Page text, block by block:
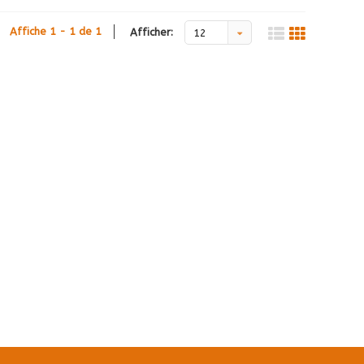
Affiche 1 - 1 de 1 Afficher: 12